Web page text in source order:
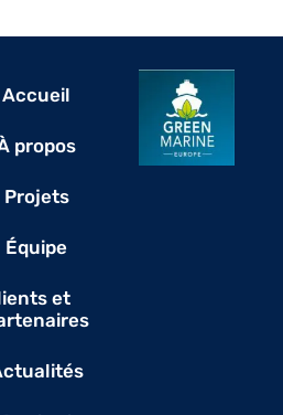
Accueil
propos
Projets
Équipe
et